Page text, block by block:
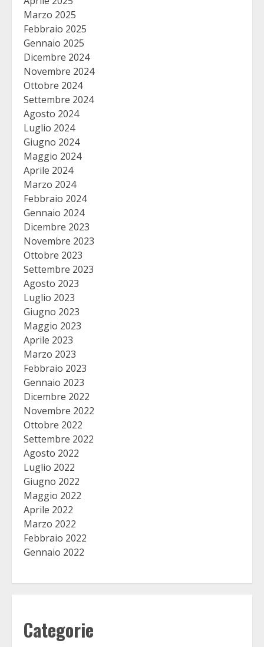
Marzo 2025
Febbraio 2025
Gennaio 2025
Dicembre 2024
Novembre 2024
Ottobre 2024
Settembre 2024
Agosto 2024
Luglio 2024
Giugno 2024
Maggio 2024
Aprile 2024
Marzo 2024
Febbraio 2024
Gennaio 2024
Dicembre 2023
Novembre 2023
Ottobre 2023
Settembre 2023
Agosto 2023
Luglio 2023
Giugno 2023
Maggio 2023
Aprile 2023
Marzo 2023
Febbraio 2023
Gennaio 2023
Dicembre 2022
Novembre 2022
Ottobre 2022
Settembre 2022
Agosto 2022
Luglio 2022
Giugno 2022
Maggio 2022
Aprile 2022
Marzo 2022
Febbraio 2022
Gennaio 2022
Categorie